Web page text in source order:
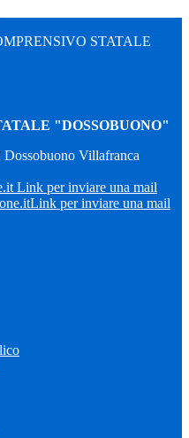
STATALE
"DOSSOBUONO"
Villafranca
Link per inviare una mail
Link per inviare una mail